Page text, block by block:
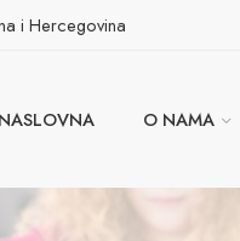
i Hercegovina
NASLOVNA O NAMA